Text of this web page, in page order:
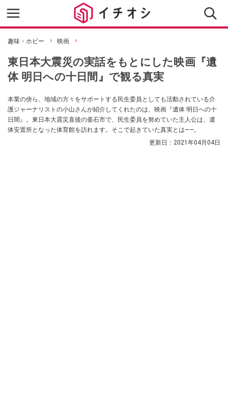
趣味・ホビー 映画
東日本大震災の実話をもとにした映画『遺
体 明日への十日間』で観る真実
本業の傍ら、地域の方々をサポートする民生委員としても活動されている介
護ジャーナリストの小山さんが紹介してくれたのは、映画『遺体 明日への十
日間』。東日本大震災直後の釜石市で、民生委員を努めていた主人公は、遺
体安置所となった体育館を訪れます。そこで起きていた真実とは――。
更新日： 2021年04月04日